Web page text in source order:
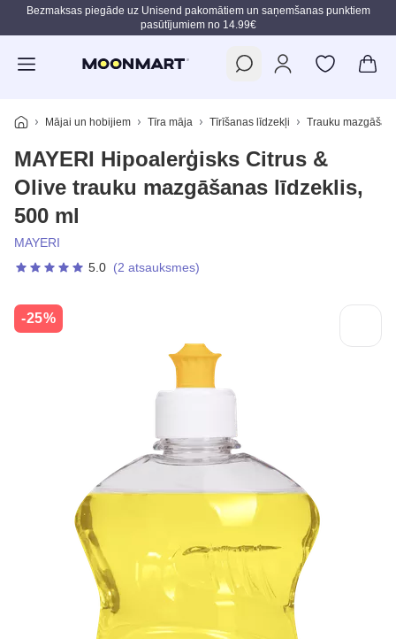
Pāriet uz galveno saturu
Bezmaksas piegāde uz Unisend pakomātiem un saņemšanas punktiem
pasūtījumiem no 14.99€
Mājai un hobijiem Tīra māja Tīrīšanas līdzekļi Trauku
MAYERI Hipoalerģisks Citrus &
Olive trauku mazgāšanas līdzeklis,
500 ml
MAYERI
5.0 (2 atsauksmes)
-25%